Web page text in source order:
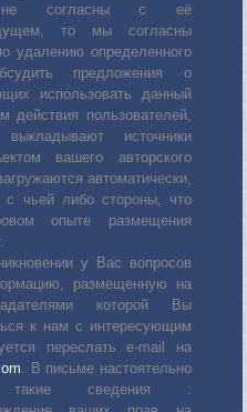
с её
то мы согласны
удалению определенного
предложения о
использовать данный
действия пользователей,
источники
вашего авторского
автоматически,
с чьей либо стороны, что
опыте размещения
у Вас вопросов
размещенную на
которой Вы
к нам с интересующим
переслать е-mail на
. В письме настоятельно
такие сведения :